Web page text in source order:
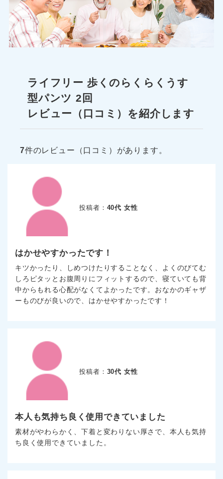
ライフリー 歩くのらくらくうす
型パンツ 2回
レビュー（口コミ）を紹介します
7件のレビュー（口コミ）があります。
投稿者： 40代 女性
はかせやすかったです！
キツかったり、しめつけたりすることなく、よくのびてむ
しろピタッとお腹周りにフィットするので、寝ていても背
中からもれる心配がなくてよかったです。おなかのギャザ
ーものびが良いので、はかせやすかったです！
投稿者： 30代 女性
本人も気持ち良く使用できていました
素材がやわらかく、下着と変わりない厚さで、本人も気持
ち良く使用できていました。